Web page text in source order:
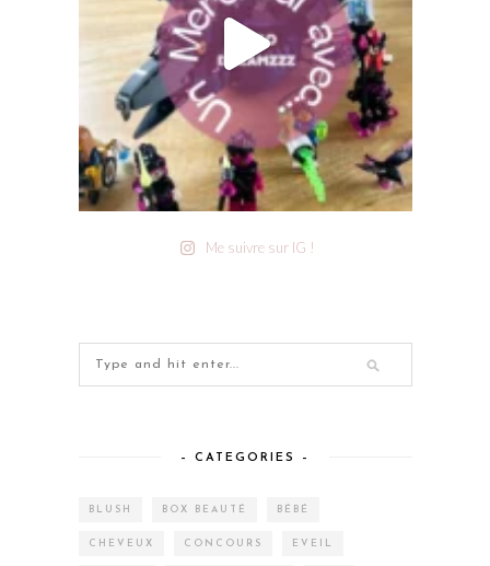
Me suivre sur IG !
– CATEGORIES –
BLUSH BOX BEAUTÉ BÉBÉ
CHEVEUX CONCOURS EVEIL